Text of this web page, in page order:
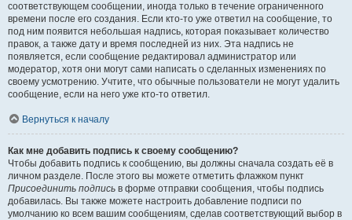
соответствующем сообщении, иногда только в течение ограниченного
времени после его создания. Если кто-то уже ответил на сообщение, то
под ним появится небольшая надпись, которая показывает количество
правок, а также дату и время последней из них. Эта надпись не
появляется, если сообщение редактировал администратор или
модератор, хотя они могут сами написать о сделанных изменениях по
своему усмотрению. Учтите, что обычные пользователи не могут удалить
сообщение, если на него уже кто-то ответил.
Вернуться к началу
Как мне добавить подпись к своему сообщению?
Чтобы добавить подпись к сообщению, вы должны сначала создать её в
личном разделе. После этого вы можете отметить флажком пункт
Присоединить подпись в форме отправки сообщения, чтобы подпись
добавилась. Вы также можете настроить добавление подписи по
умолчанию ко всем вашим сообщениям, сделав соответствующий выбор в